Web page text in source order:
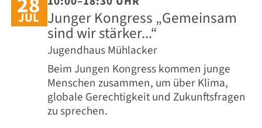
JUL Junger Kongress „Gemeinsam
sind wir stärker...“
Jugendhaus Mühlacker
Beim Jungen Kongress kommen junge
Menschen zusammen, um über Klima,
globale Gerechtigkeit und Zukunftsfragen
zu sprechen.